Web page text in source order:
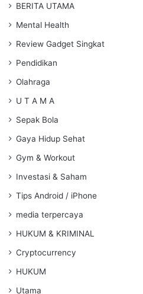
BERITA UTAMA
Mental Health
Review Gadget Singkat
Pendidikan
Olahraga
U T A M A
Sepak Bola
Gaya Hidup Sehat
Gym & Workout
Investasi & Saham
Tips Android / iPhone
media terpercaya
HUKUM & KRIMINAL
Cryptocurrency
HUKUM
Utama